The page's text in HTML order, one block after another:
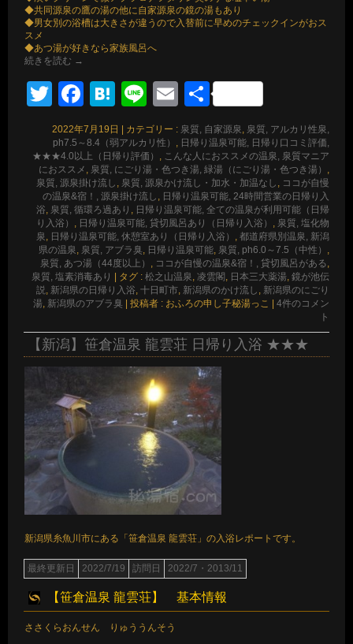
◆共同源泉の鷹の湯の他に自家源泉の鏡の湯もあり
◆男女別の浴槽は大きさが違うので入替前に早めのチェックインがおス
スメ
◆あつ湯が好きなら家族風呂へ
続きを読む →
TwitterFacebook
Hatena
LineEmail
共
有
2022年7月19日 カテゴリー : 泉質, 自家源泉, 泉質, アルカリ性泉,
ph7.5～8.4（弱アルカリ性） , 日帰り温泉可能, 日帰り口コミ評価,
★★★4.0以上（日帰り評価） , こんな人におススメの温泉, 泉質マニア
におススメ , 泉質, にごり湯・色つき湯, 緑湯（にごり湯・色つき湯） ,
泉質, 源泉掛け流し , 泉質, 源泉かけ流し・加水・加温なし , ココが自慢
の温泉&宿！, 源泉掛け流し , 日帰り温泉可能, 24時間営業の日帰り入
浴, 泉質, 循環ろ過あり , 日帰り温泉可能, 全ての温泉が利用可能（日帰
り入浴） , 日帰り温泉可能, 貸切風呂あり（日帰り入浴） , 泉質, 塩化物
泉, 日帰り温泉可能, 休憩室あり（日帰り入浴） , 都道府県別温泉, 新潟
県の温泉, 泉質, アブラ臭, 日帰り温泉可能, 泉質, ph6.0～7.5（中性） ,
泉質, あつ湯（44度以上） , ココが自慢の温泉&宿！, 貸切風呂がある,
泉質, 塩素消毒あり
タグ : 松之山温泉, 凌雲閣 , 日本三大薬湯, 鏡が池伝
説, 新潟県の日帰り入浴, 十日町市, 新潟県のかけ流し , 新潟県のにごり
湯, 新潟県のアブラ臭 投稿者 : おふろの申し子秘湯っこ
4件のコメン
ト
【新潟】笹倉温泉 龍雲荘 日帰り入浴 ★★★
新潟県糸魚川市にある「笹倉温泉 龍雲荘」の入浴レポートです。
最終更新日 2022/7/19 訪問日 2022/7・2013/11
【笹倉温泉 龍雲荘】 基本情報
ささくらおんせん りゅううんそう